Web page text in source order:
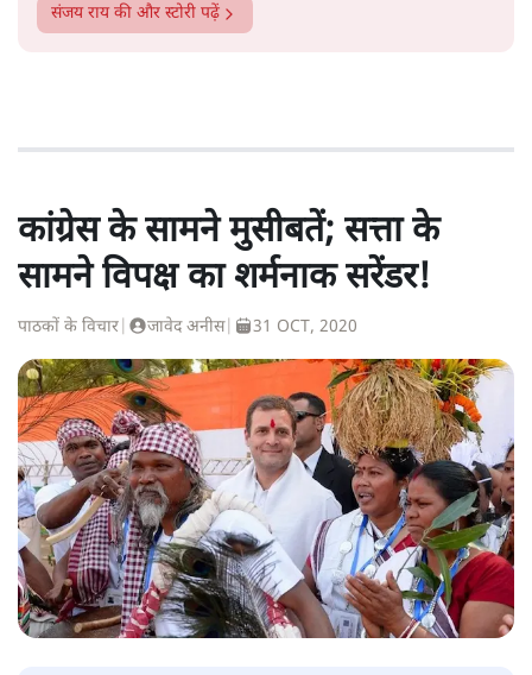
संजय रायकी और स्टोरी पढ़ें
कांग्रेस के सामने मुसीबतें; सत्ता के
सामने विपक्ष का शर्मनाक सरेंडर!
पाठकों के विचार जावेद अनीस| 31 OCT, 2020